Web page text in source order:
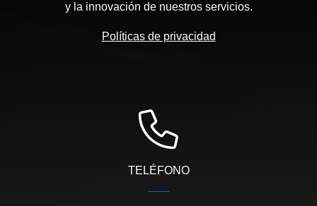
y la innovación de nuestros servicios.
Políticas de privacidad
TELÉFONO